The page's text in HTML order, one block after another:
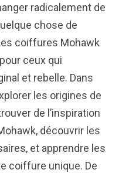
radicalement de
chose de
coiffures Mohawk
ceux qui
et rebelle. Dans
les origines de
de l’inspiration
découvrir les
et apprendre les
coiffure unique. De